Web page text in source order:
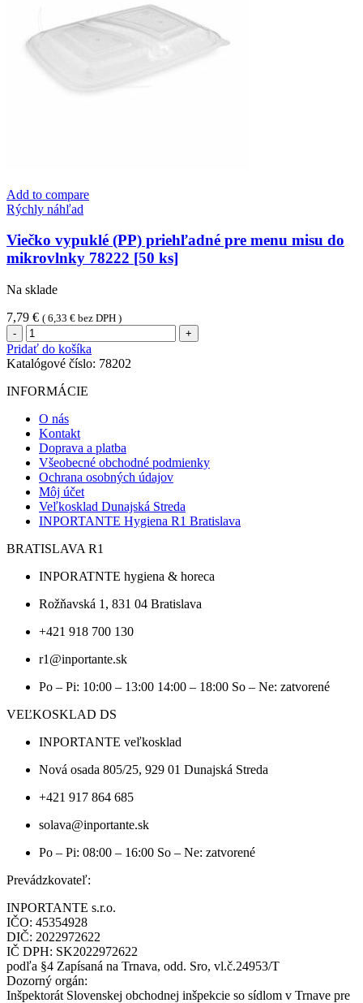
[50
ks]
Add to compare
Rýchly náhľad
Viečko vypuklé (PP) priehľadné pre menu misu do
mikrovlnky 78222 [50 ks]
Na sklade
7,79 € ( 6,33 € bez DPH )
množstvo
Viečko
vypuklé
(PP)
priehľadné
menu
misu
do
mikrovlnky
78222
[50
ks]
Pridať do košíka
Katalógové číslo: 78202
INFORMÁCIE
O nás
Kontakt
Doprava a platba
Všeobecné obchodné podmienky
Ochrana osobných údajov
Môj účet
Veľkosklad Dunajská Streda
INPORTANTE Hygiena R1 Bratislava
BRATISLAVA R1
INPORATNTE hygiena & horeca
Rožňavská 1, 831 04 Bratislava
+421 918 700 130
r1@inportante.sk
Po – Pi: 10:00 – 13:00 14:00 – 18:00 So – Ne: zatvorené
VEĽKOSKLAD DS
INPORTANTE veľkosklad
Nová osada 805/25, 929 01 Dunajská Streda
+421 917 864 685
solava@inportante.sk
Po – Pi: 08:00 – 16:00 So – Ne: zatvorené
Prevádzkovateľ:
INPORTANTE s.r.o.
IČO: 45354928
DIČ: 2022972622
IČ DPH: SK2022972622
podľa §4 Zapísaná na Trnava, odd. Sro, vl.č.24953/T
Dozorný orgán:
Inšpektorát Slovenskej obchodnej inšpekcie so sídlom v Trnave pre